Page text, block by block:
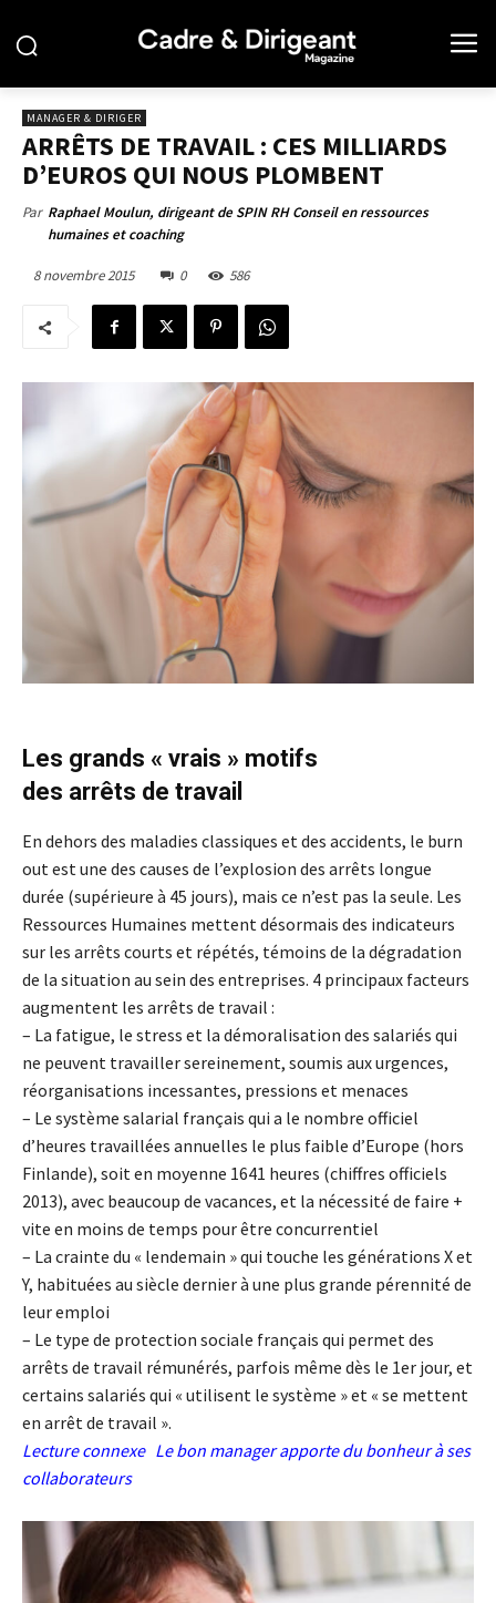
MANAGER & DIRIGER
ARRÊTS DE TRAVAIL : CES MILLIARDS
D’EUROS QUI NOUS PLOMBENT
Par Raphael Moulun, dirigeant de SPIN RH Conseil en ressources
humaines et coaching
8 novembre 2015 0 586
Les grands « vrais » motifs
des arrêts de travail
En dehors des maladies classiques et des accidents, le burn
out est une des causes de l’explosion des arrêts longue
durée (supérieure à 45 jours), mais ce n’est pas la seule. Les
Ressources Humaines mettent désormais des indicateurs
sur les arrêts courts et répétés, témoins de la dégradation
de la situation au sein des entreprises. 4 principaux facteurs
augmentent les arrêts de travail :
– La fatigue, le stress et la démoralisation des salariés qui
ne peuvent travailler sereinement, soumis aux urgences,
réorganisations incessantes, pressions et menaces
– Le système salarial français qui a le nombre officiel
d’heures travaillées annuelles le plus faible d’Europe (hors
Finlande), soit en moyenne 1641 heures (chiffres officiels
2013), avec beaucoup de vacances, et la nécessité de faire +
vite en moins de temps pour être concurrentiel
– La crainte du « lendemain » qui touche les générations X et
Y, habituées au siècle dernier à une plus grande pérennité de
leur emploi
– Le type de protection sociale français qui permet des
arrêts de travail rémunérés, parfois même dès le 1er jour, et
certains salariés qui « utilisent le système » et « se mettent
en arrêt de travail ».
Lecture connexe Le bon manager apporte du bonheur à ses
collaborateurs